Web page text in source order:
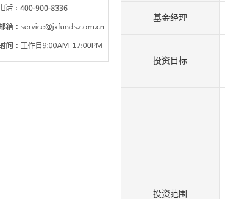
基金经理
投资目标
投资范围